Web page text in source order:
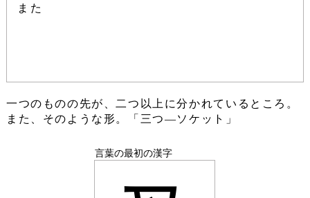
また
一つのものの先が、二つ以上に分かれているところ。
また、そのような形。「三つ―ソケット」
言葉の最初の漢字